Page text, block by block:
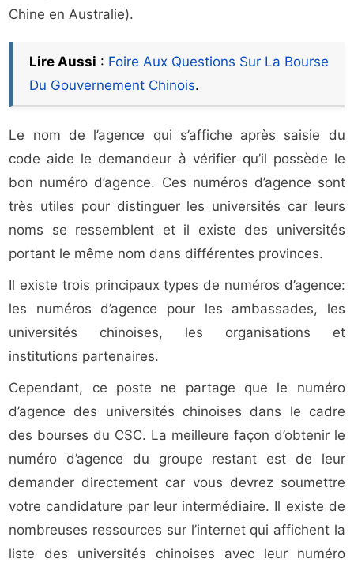
Chine en Australie).
Lire Aussi : Foire Aux Questions Sur La Bourse
Du Gouvernement Chinois.
Le nom de l’agence qui s’affiche après saisie du
code aide le demandeur à vérifier qu’il possède le
bon numéro d’agence. Ces numéros d’agence sont
très utiles pour distinguer les universités car leurs
noms se ressemblent et il existe des universités
portant le même nom dans différentes provinces.
Il existe trois principaux types de numéros d’agence:
les numéros d’agence pour les ambassades, les
universités chinoises, les organisations et
institutions partenaires.
Cependant, ce poste ne partage que le numéro
d’agence des universités chinoises dans le cadre
des bourses du CSC. La meilleure façon d’obtenir le
numéro d’agence du groupe restant est de leur
demander directement car vous devrez soumettre
votre candidature par leur intermédiaire. Il existe de
nombreuses ressources sur l’internet qui affichent la
liste des universités chinoises avec leur numéro